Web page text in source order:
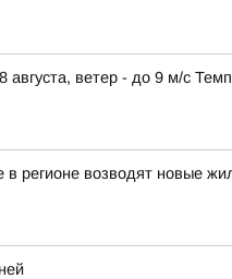
августа, ветер - до 9 м/с
в регионе возводят новые